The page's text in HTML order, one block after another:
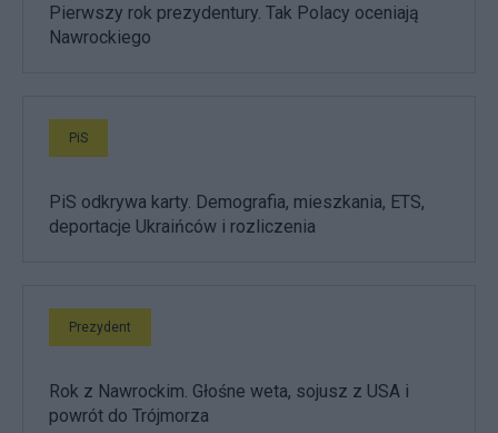
Pierwszy rok prezydentury. Tak Polacy oceniają
Nawrockiego
PiS
PiS odkrywa karty. Demografia, mieszkania, ETS,
deportacje Ukraińców i rozliczenia
Prezydent
Rok z Nawrockim. Głośne weta, sojusz z USA i
powrót do Trójmorza